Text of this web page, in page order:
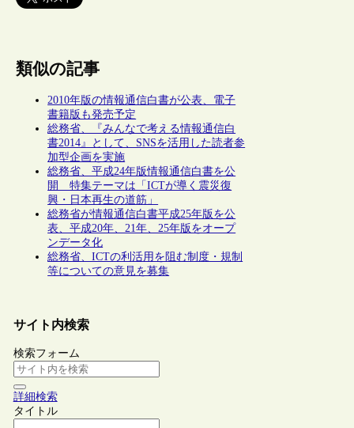
類似の記事
2010年版の情報通信白書が公表、電子
書籍版も発売予定
総務省、『みんなで考える情報通信白
書2014』として、SNSを活用した読者参
加型企画を実施
総務省、平成24年版情報通信白書を公
開 特集テーマは「ICTが導く震災復
興・日本再生の道筋」
総務省が情報通信白書平成25年版を公
表、平成20年、21年、25年版をオープ
ンデータ化
総務省、ICTの利活用を阻む制度・規制
等についての意見を募集
サイト内検索
検索フォーム
詳細検索
タイトル